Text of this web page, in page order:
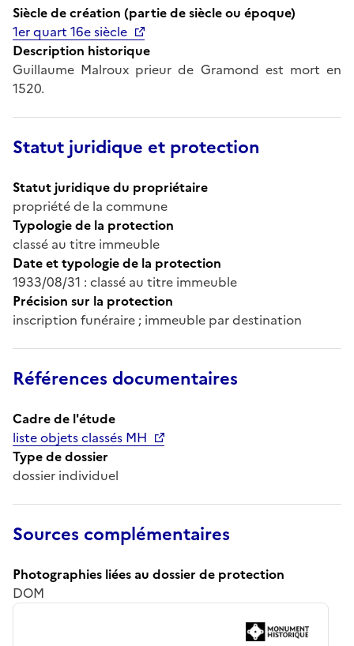
Siècle de création (partie de siècle ou époque)
1er quart 16e siècle
Description historique
Guillaume Malroux prieur de Gramond est mort en
1520.
Statut juridique et protection
Statut juridique du propriétaire
propriété de la commune
Typologie de la protection
classé au titre immeuble
Date et typologie de la protection
1933/08/31 : classé au titre immeuble
Précision sur la protection
inscription funéraire ; immeuble par destination
Références documentaires
Cadre de l'étude
liste objets classés MH
Type de dossier
dossier individuel
Sources complémentaires
Photographies liées au dossier de protection
DOM